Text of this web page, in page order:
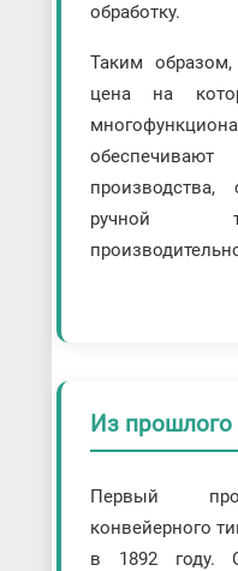
обработку.
Таким
цена на
обеспечивают
ручной
Из прошлого
Первый
конвейерного
в 1892 году.